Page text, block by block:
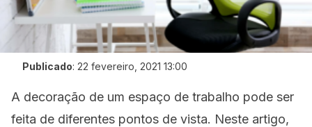
Publicado: 22 fevereiro, 2021 13:00
A decoração de um espaço de trabalho pode ser
feita de diferentes pontos de vista. Neste artigo,